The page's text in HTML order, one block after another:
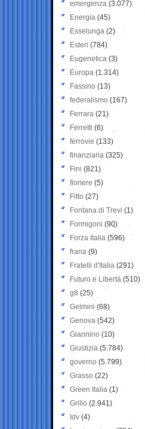
emergenza (3.077)
Energia (45)
Esselunga (2)
Esteri (784)
Eugenetica (3)
Europa (1.314)
Fassino (13)
federalismo (167)
Ferrara (21)
Ferretti (6)
ferrovie (133)
finanziaria (325)
Fini (821)
fioriere (5)
Fitto (27)
Fontana di Trevi (1)
Formigoni (90)
Forza Italia (596)
frana (9)
Fratelli d'Italia (291)
Futuro e Libertà (510)
g8 (25)
Gelmini (68)
Genova (542)
Giannino (10)
Giustizia (5.784)
governo (5.799)
Grasso (22)
Green Italia (1)
Grillo (2.941)
Idv (4)